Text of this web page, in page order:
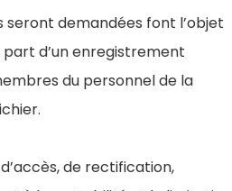
seront demandées font l’objet
d’un enregistrement
du personnel de la
de rectification,